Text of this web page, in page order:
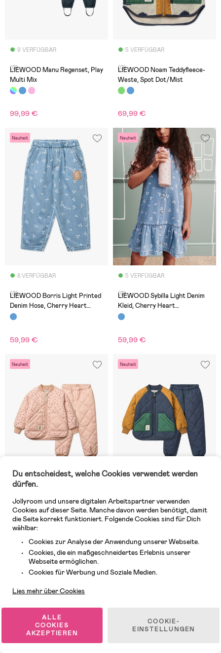
9 VERFÜGBAR
(0)
LIEWOOD Manu Regenset, Play
Multi Mix
99,99 €
5 VERFÜGBAR
(0)
LIEWOOD Noam Teddyfleece-
Weste, Spot Dot/Mist
69,99 €
Neuheit
8 VERFÜGBAR
(0)
LIEWOOD Borris Light Printed
Denim Hose, Cherry Heart
Sandy/Denim
59,99 €
Neuheit
5 VERFÜGBAR
(0)
LIEWOOD Sybilla Light Denim
Kleid, Cherry Heart
Sandy/Denim
59,99 €
Neuheit
6 VERFÜGBAR
(0)
LIEWOOD Zella Thermoset,
Mini Cherry Heart/Rosey
99,99 €
Neuheit
Auf Lager
(0)
LIEWOOD Zella Thermoset,
Neuheit
Du entscheidest, welche Cookies verwendet werden
dürfen.
Jollyroom und unsere digitalen Arbeitspartner verwenden
Cookies auf dieser Seite. Manche davon werden benötigt, damit
die Seite korrekt funktioniert. Folgende Cookies sind für Dich
wählbar:
Cookies zur Analyse der Anwendung unserer Webseite.
Cookies, die ein maßgeschneidertes Erlebnis unserer
Webseite ermöglichen.
Cookies für Werbung und Soziale Medien.
Lies mehr über Cookies
ALLE
COOKIES
AKZEPTIEREN
COOKIE-
EINSTELLUNGEN